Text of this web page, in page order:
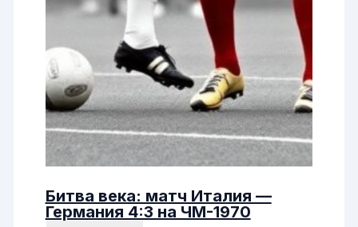
Битва века: матч Италия —
Германия 4:3 на ЧМ-1970